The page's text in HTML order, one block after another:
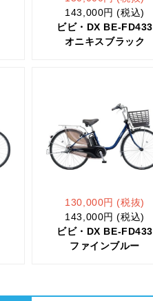
143,000円 (税込)
ビビ・DX BE-FD433
オニキスブラック
130,000円 (税抜)
143,000円 (税込)
ビビ・DX BE-FD433
ファインブルー